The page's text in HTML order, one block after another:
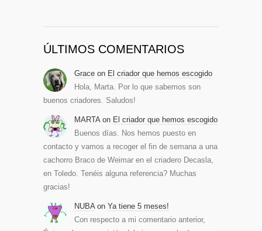
ÚLTIMOS COMENTARIOS
Grace on El criador que hemos escogido
Hola, Marta. Por lo que sabemos son
buenos criadores. Saludos!
MARTA on El criador que hemos escogido
Buenos días. Nos hemos puesto en
contacto y vamos a recoger el fin de semana a una
cachorro Braco de Weimar en el criadero Decasla,
en Toledo. Tenéis alguna referencia? Muchas
gracias!
NUBA on Ya tiene 5 meses!
Con respecto a mi comentario anterior,